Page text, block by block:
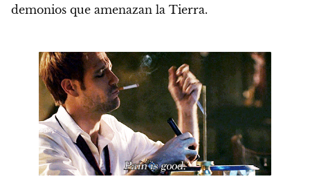
demonios que amenazan la Tierra.